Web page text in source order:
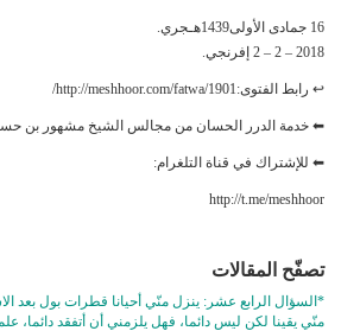
16 جمادى الأولى1439هـجري.
2018 – 2 – 2 إفرنجي.
↩ رابط الفتوى:http://meshhoor.com/fatwa/1901/
⬅ خدمة الدرر الحسان من مجالس الشيخ مشهور بن
⬅ للإشتراك في قناة التلغرام:
http://t.me/meshhoor
تصفّح المقالات
*السؤال الرابع عشر: ينزل منّي أحيانا قطرات بول بعد
منّي يقينا لكن ليس دائما، فهل يلزمني أن أتفقد دائما،